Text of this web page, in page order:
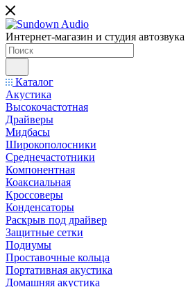
Интернет-магазин и студия автозвука
Каталог
Акустика
Высокочастотная
Драйверы
Мидбасы
Широкополосники
Среднечастотники
Компонентная
Коаксиальная
Кроссоверы
Конденсаторы
Раскрыв под драйвер
Защитные сетки
Подиумы
Проставочные кольца
Портативная акустика
Домашняя акустика